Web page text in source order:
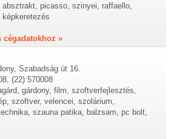
absztrakt, picasso, szinyei, raffaello,
cégadatokhoz »
Szabadság út 16.
(22) 570008
gárdony, film, szoftverfejlesztés,
szoftver, velencei, szolárium,
szauna patika, balzsam, pc bolt,